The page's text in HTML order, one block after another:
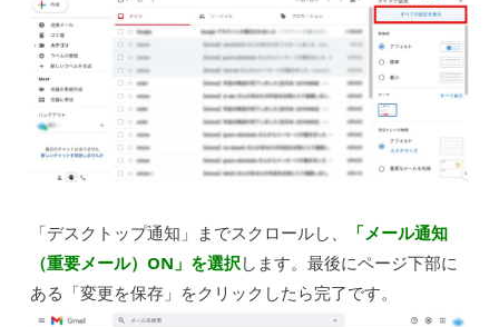
「デスクトップ通知」までスクロールし、
「メール通知
（重要メール）ON」を選択 します。最後にページ下部に
ある「変更を保存」をクリックしたら完了です。